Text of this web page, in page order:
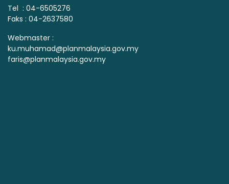
Tel : 04-6505276
Faks : 04-2637580
Webmaster :
ku.muhamad@planmalaysia.gov.my
faris@planmalaysia.gov.my